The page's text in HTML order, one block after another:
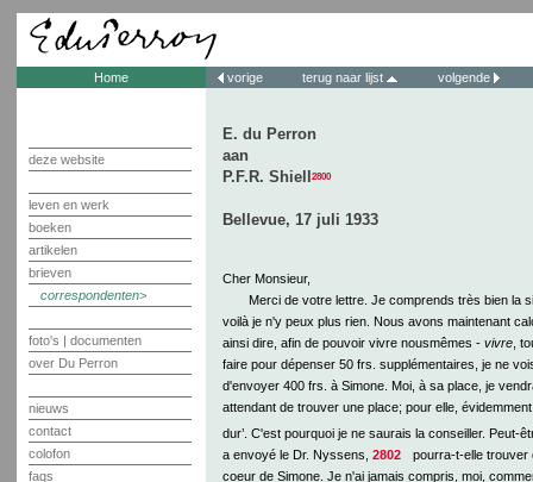
Home
deze website
leven en werk
boeken
artikelen
brieven
correspondenten
foto's | documenten
over Du Perron
nieuws
contact
colofon
faqs
vorige terug naar lijst volgende
E. du Perron
aan
P.F.R. Shiell
2800
Bellevue, 17 juli 1933
Cher Monsieur,
Merci de votre lettre. Je comprends très bien la
voilà je n'y peux plus rien. Nous avons maintenant
ainsi dire, afin de pouvoir vivre nousmêmes - vivre,
faire pour dépenser 50 frs. supplémentaires, je ne
d'envoyer 400 frs. à Simone. Moi, à sa place, je
attendant de trouver une place; pour elle,
dur’. C'est pourquoi je ne saurais la conseiller. Peut-
a envoyé le Dr. Nyssens, 2802
pourra-t-elle trouver
coeur de Simone. Je n'ai jamais compris, moi,